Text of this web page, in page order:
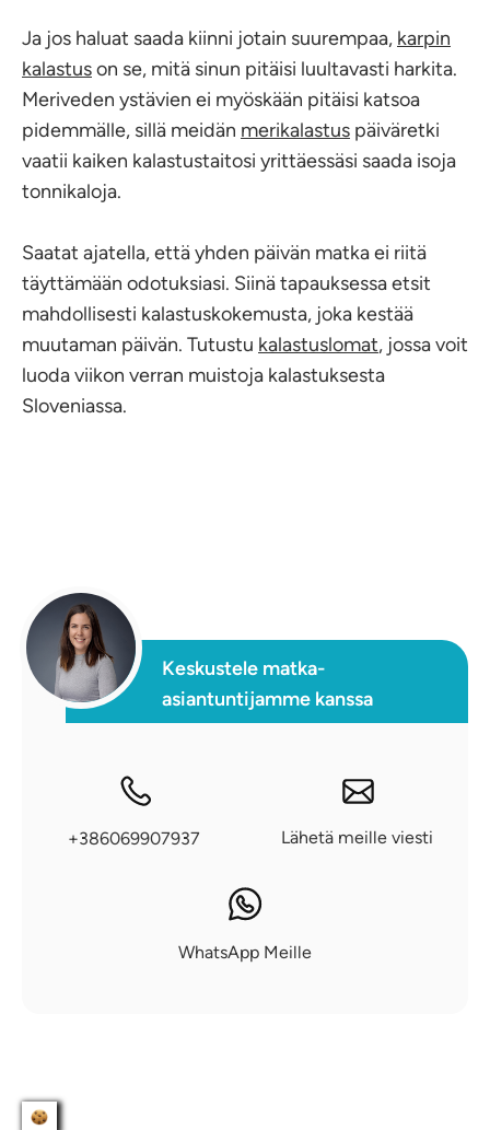
Ja jos haluat saada kiinni jotain suurempaa, karpin
kalastuson se, mitä sinun pitäisi luultavasti harkita.
Meriveden ystävien ei myöskään pitäisi katsoa
pidemmälle, sillä meidän merikalastus päiväretki
vaatii kaiken kalastustaitosi yrittäessäsi saada isoja
tonnikaloja.
Saatat ajatella, että yhden päivän matka ei riitä
täyttämään odotuksiasi. Siinä tapauksessa etsit
mahdollisesti kalastuskokemusta, joka kestää
muutaman päivän. Tutustu kalastuslomat, jossa voit
luoda viikon verran muistoja kalastuksesta
Sloveniassa.
Keskustele matka-
asiantuntijamme kanssa
+386069907937 Lähetä meille viesti
WhatsApp Meille